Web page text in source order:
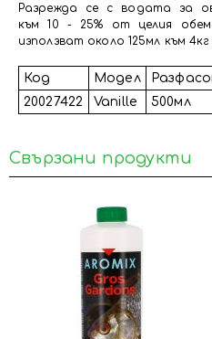
Разрежда се с водата за
към 10 - 25% от целия
използват около 125мл към 4кг
Код Модел
20027422
Vanille 500мл
Свързани продукти